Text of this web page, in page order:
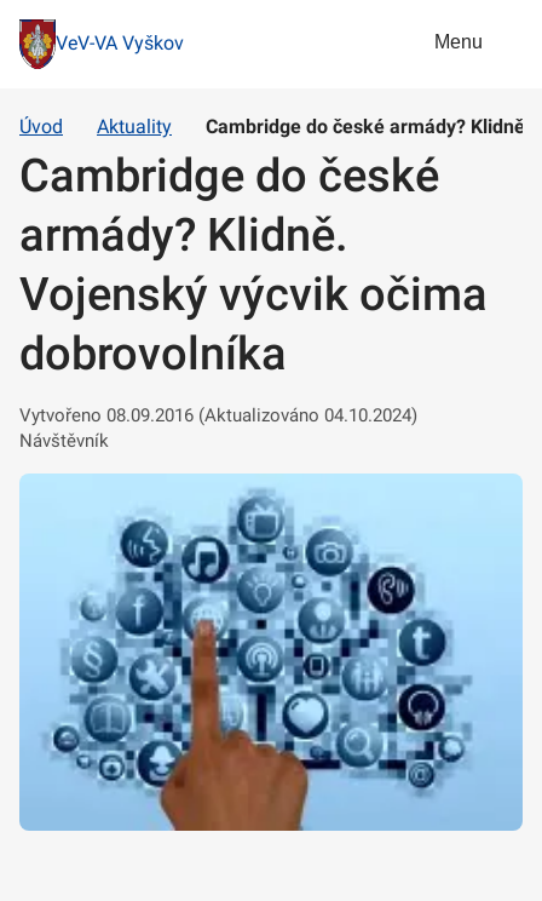
VeV-VA Vyškov Menu
Úvod Aktuality Cambridge do české armády?
Cambridge do české
armády? Klidně.
Vojenský výcvik očima
dobrovolníka
Vytvořeno 08.09.2016 (Aktualizováno 04.10.2024)
Návštěvník